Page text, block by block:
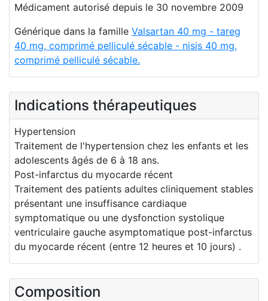
Médicament autorisé depuis le 30 novembre 2009
Générique dans la famille Valsartan 40 mg - tareg
40 mg, comprimé pelliculé sécable - nisis 40 mg,
comprimé pelliculé sécable.
Indications thérapeutiques
Hypertension
Traitement de l'hypertension chez les enfants et les
adolescents âgés de 6 à 18 ans.
Post-infarctus du myocarde récent
Traitement des patients adultes cliniquement stables
présentant une insuffisance cardiaque
symptomatique ou une dysfonction systolique
ventriculaire gauche asymptomatique post-infarctus
du myocarde récent (entre 12 heures et 10 jours) .
Composition